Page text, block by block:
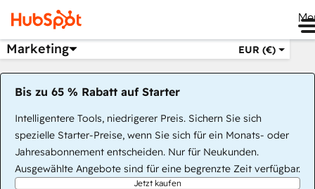
Marketing EUR (€)
Bis zu 65 % Rabatt auf Starter
Intelligentere Tools, niedrigerer Preis. Sichern Sie sich
spezielle Starter-Preise, wenn Sie sich für ein Monats- oder
Jahresabonnement entscheiden. Nur für Neukunden.
Ausgewählte Angebote sind für eine begrenzte Zeit verfügbar.
Jetzt kaufen